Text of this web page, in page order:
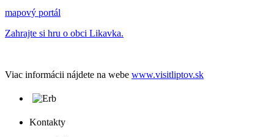
mapový portál
Zahrajte si hru o obci Likavka.
Viac informácii nájdete na webe www.visitliptov.sk
Kontakty